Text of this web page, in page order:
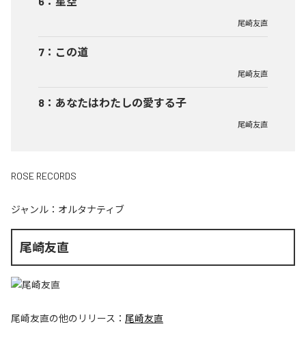
尾崎友直
7 ： この道
尾崎友直
8 ： あなたはわたしの愛する子
尾崎友直
ROSE RECORDS
ジャンル： オルタナティブ
尾崎友直
尾崎友直の他のリリース： 尾崎友直